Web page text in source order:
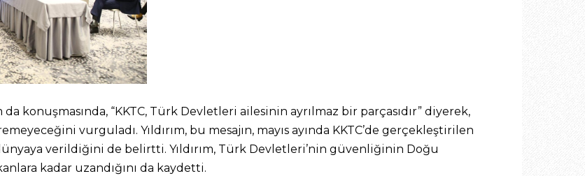
da konuşmasında, “KKTC, Türk Devletleri ailesinin ayrılmaz bir parçasıdır” diyerek,
vurguladı. Yıldırım, bu mesajın, mayıs ayında KKTC’de gerçekleştirilen
verildiğini de belirtti. Yıldırım, Türk Devletleri’nin güvenliğinin Doğu
kadar uzandığını da kaydetti.